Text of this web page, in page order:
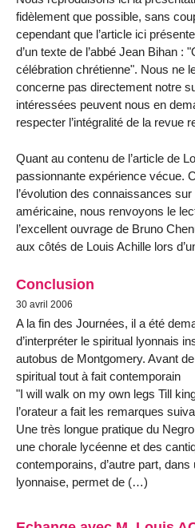
fidèlement que possible, sans
cependant que l’article ici
d’un texte de l’abbé Jean Bihan :
célébration chrétienne". Nous ne
concerne pas directement notre
intéressées peuvent nous en
respecter l’intégralité de la revue
Quant au contenu de l’article de
passionnante expérience vécue.
l’évolution des connaissances
américaine, nous renvoyons le
l’excellent ouvrage de Bruno
aux côtés de Louis Achille lors
Conclusion
30 avril 2006
A la fin des Journées, il a été
d’interpréter le spiritual lyonnais
autobus de Montgomery. Avant
spiritual tout à fait contemporain
"I will walk on my own legs Till
l’orateur a fait les remarques
Une très longue pratique du
une chorale lycéenne et des
contemporains, d’autre part,
lyonnaise, permet de (…)